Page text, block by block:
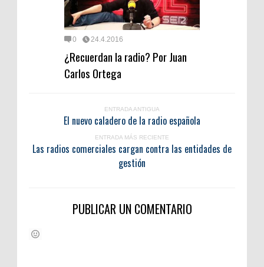
0 24.4.2016
¿Recuerdan la radio? Por Juan
Carlos Ortega
ENTRADA ANTIGUA
El nuevo caladero de la radio española
ENTRADA MÁS RECIENTE
Las radios comerciales cargan contra las entidades de
gestión
PUBLICAR UN COMENTARIO